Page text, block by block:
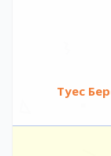
Туес